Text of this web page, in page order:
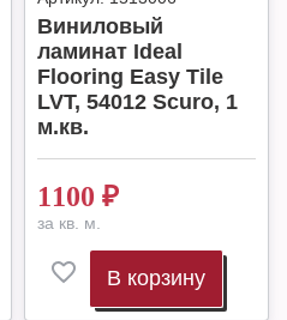
Виниловый
ламинат Ideal
Flooring Easy Tile
LVT, 54012 Scuro, 1
м.кв.
1100 ₽
за кв. м.
В корзину